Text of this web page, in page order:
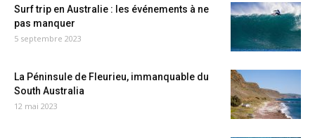
Surf trip en Australie : les événements à ne
pas manquer
5 septembre 2023
La Péninsule de Fleurieu, immanquable du
South Australia
12 mai 2023